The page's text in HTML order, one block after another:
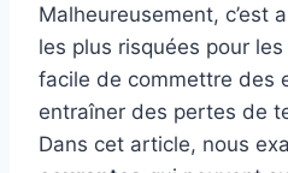
Malheureusement, c’est
les plus risquées pour
facile de commettre des
entraîner des pertes de
Dans cet article, nous